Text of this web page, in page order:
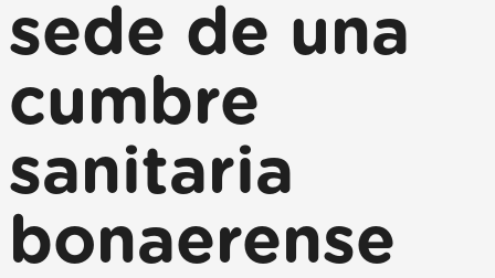
sede de una
cumbre
sanitaria
bonaerense